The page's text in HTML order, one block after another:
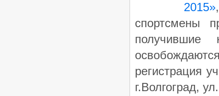
2015»
спортсмены
регистрация
г.Волгоград,